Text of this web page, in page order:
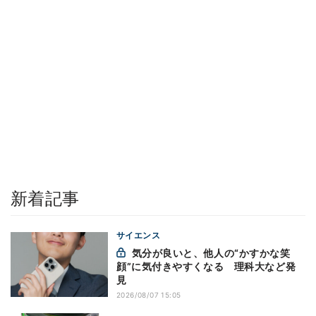
新着記事
サイエンス
顔”に気付きやすくなる 理科大など発
見
2026/08/07 15:05